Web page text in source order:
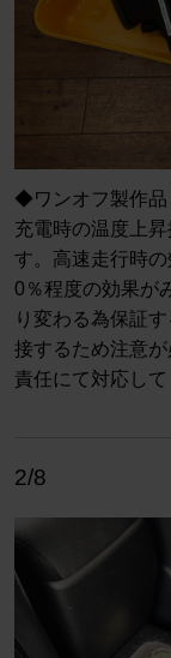
◆ワンオフ製作
充電時の温度上
す。高速走行時
0％程度の効果が
り変わる為保証
接するため注意
責任にて対応して
2/8